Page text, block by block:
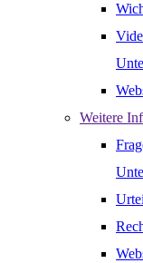
Weitere